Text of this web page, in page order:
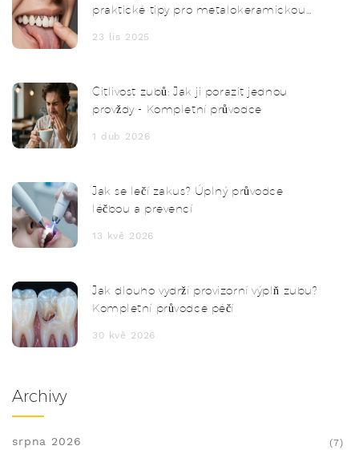
praktické tipy pro metalokeramickou
23 lis 2025
Citlivost zubů: Jak ji porazit jednou
provždy - Kompletní průvodce
1 dub 2026
Jak se lečí zakus? Úplný průvodce
léčbou a prevencí
13 kvě 2026
Jak dlouho vydrží provizorní výplň zubu?
Kompletní průvodce péčí
30 kvě 2026
Archivy
srpna 2026 (7)